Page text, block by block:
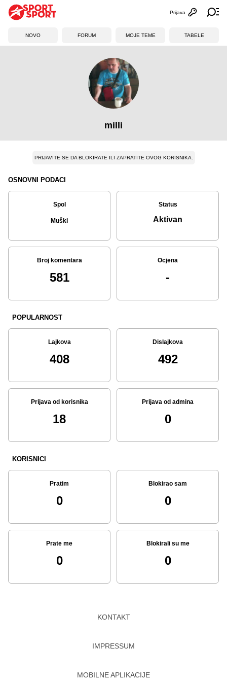
Otvori
Prijava
NOVO FORUM MOJE TEME TABELE
milli
PRIJAVITE SE DA BLOKIRATE ILI ZAPRATITE OVOG KORISNIKA.
OSNOVNI PODACI
Spol
Muški
Status
Aktivan
Broj komentara
581
Ocjena
-
POPULARNOST
Lajkova
408
Dislajkova
492
Prijava od korisnika
18
Prijava od admina
0
KORISNICI
Pratim
0
Blokirao sam
0
Prate me
0
Blokirali su me
0
KONTAKT
IMPRESSUM
MOBILNE APLIKACIJE